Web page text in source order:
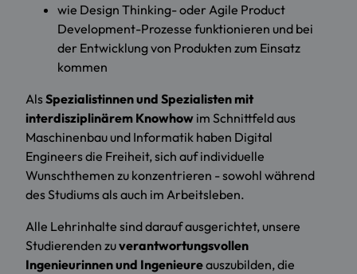
wie Design Thinking- oder Agile Product
Development-Prozesse funktionieren und bei
der Entwicklung von Produkten zum Einsatz
kommen
AlsSpezialistinnen und Spezialisten mit
interdisziplinärem Knowhow im Schnittfeld aus
Maschinenbau und Informatik haben Digital
Engineers die Freiheit, sich auf individuelle
Wunschthemen zu konzentrieren - sowohl während
des Studiums als auch im Arbeitsleben.
Alle Lehrinhalte sind darauf ausgerichtet, unsere
Studierenden zuverantwortungsvollen
Ingenieurinnen und Ingenieureauszubilden, die